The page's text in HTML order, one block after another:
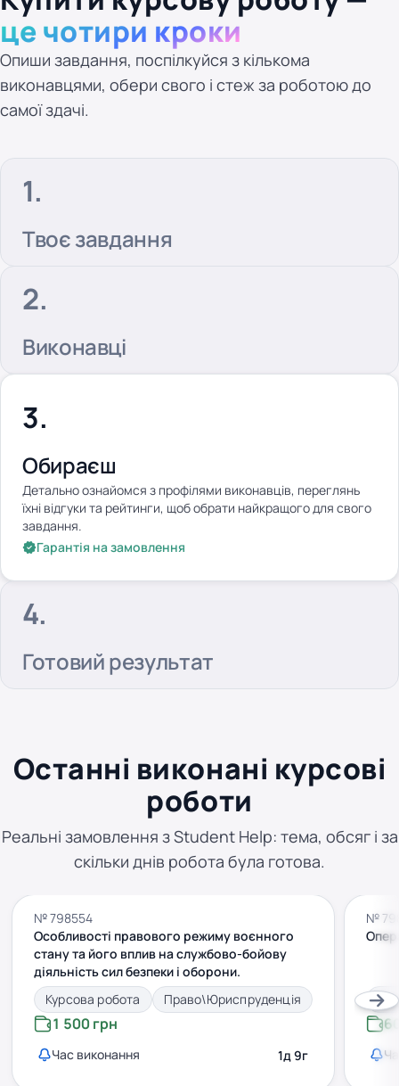
це чотири кроки
Опиши завдання, поспілкуйся з кількома
виконавцями, обери свого і стеж за роботою до
самої здачі.
Твоє завдання
Виконавці
Обираєш
Детально ознайомся з профілями виконавців, переглянь
їхні відгуки та рейтинги, щоб обрати найкращого для свого
завдання.
Гарантія на замовлення
Готовий результат
Останні виконані курсові
роботи
Реальні замовлення з Student Help: тема, обсяг і за
скільки днів робота була готова.
№ 798554
Особливості правового режиму воєнного
стану та його вплив на службово-бойову
діяльність сил безпеки і оборони.
Курсова робота
Право\Юриспруденція
1 500 грн
Час виконання 1д 9г
№